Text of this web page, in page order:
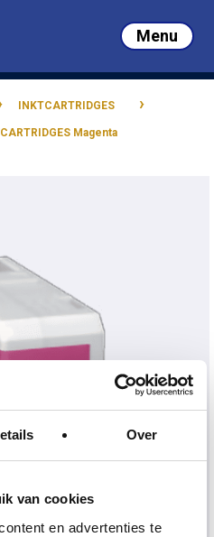
Over
van cookies
en advertenties te
Menu
INKTCARTRIDGES ›
Magenta
Close
Menu